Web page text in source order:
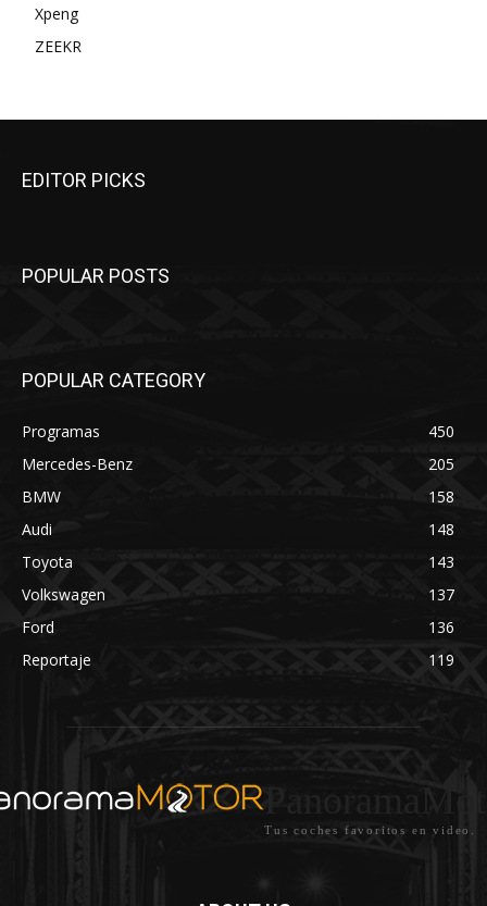
Xpeng
ZEEKR
EDITOR PICKS
POPULAR POSTS
POPULAR CATEGORY
Programas
450
Mercedes-Benz
205
BMW
158
Audi
148
Toyota
143
Volkswagen
137
Ford
136
Reportaje
119
Tus coches favoritos en video.